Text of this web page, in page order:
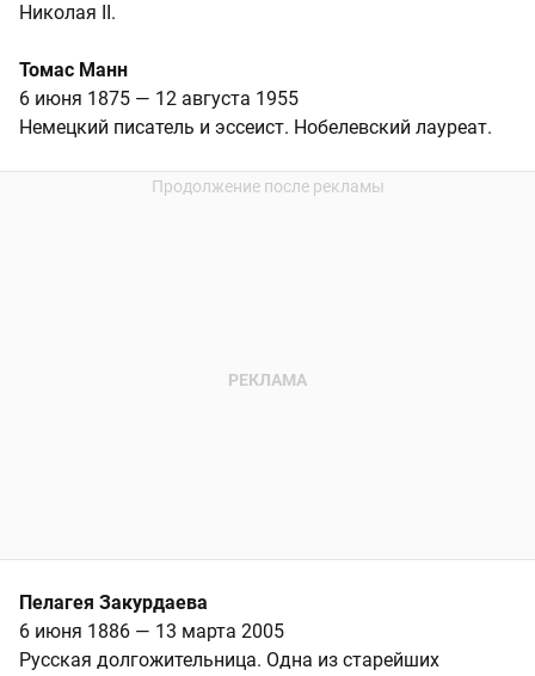
Николая II.
Томас Манн
6 июня 1875 — 12 августа 1955
Немецкий писатель и эссеист. Нобелевский лауреат.
Пелагея Закурдаева
6 июня 1886 — 13 марта 2005
Русская долгожительница. Одна из старейших